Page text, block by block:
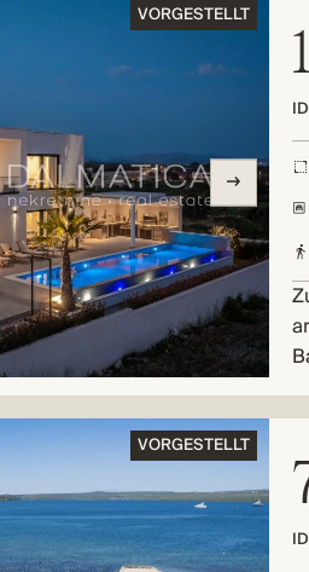
VORGESTELLT
VORGESTELLT